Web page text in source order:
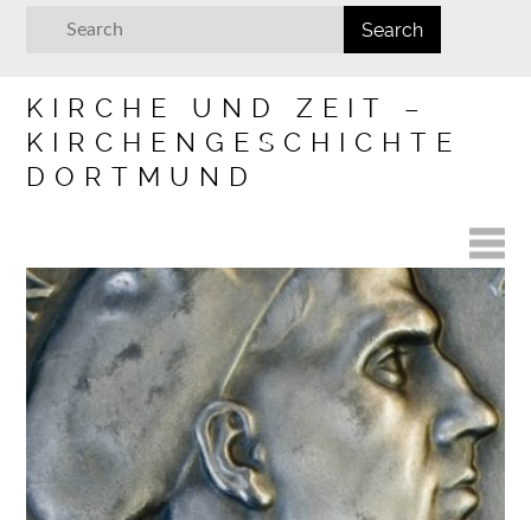
KIRCHE UND ZEIT –
KIRCHENGESCHICHTE
DORTMUND